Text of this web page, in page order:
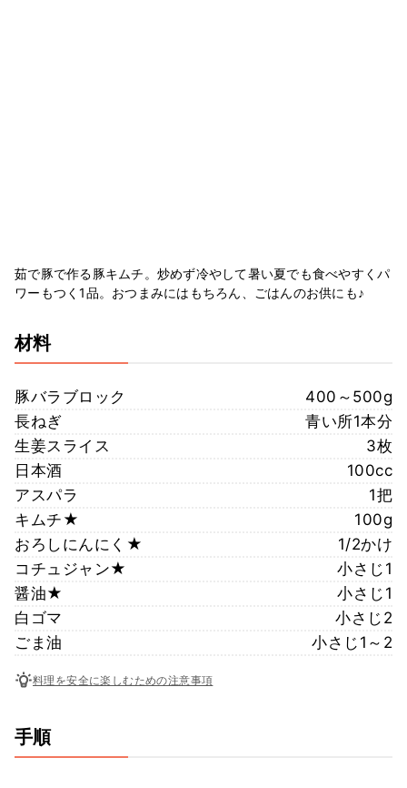
茹で豚で作る豚キムチ。炒めず冷やして暑い夏でも食べやすくパ
ワーもつく1品。おつまみにはもちろん、ごはんのお供にも♪
材料
豚バラブロック
400～500g
長ねぎ
青い所1本分
生姜スライス
3枚
日本酒
100cc
アスパラ
1把
キムチ★
100g
おろしにんにく★
1/2かけ
コチュジャン★
小さじ1
醤油★
小さじ1
白ゴマ
小さじ2
ごま油
小さじ1～2
料理を安全に楽しむための注意事項
手順